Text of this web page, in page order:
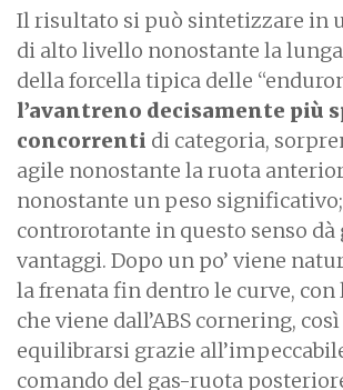
Il risultato si può sintetizzare in
di alto livello nonostante la
della forcella tipica delle
l’avantreno decisamente più
concorrenti di categoria,
agile nonostante la ruota
nonostante un peso
controrotante in questo senso dà
vantaggi. Dopo un po’ viene
la frenata fin dentro le curve, con
che viene dall’ABS cornering,
equilibrarsi grazie
comando del gas-ruota